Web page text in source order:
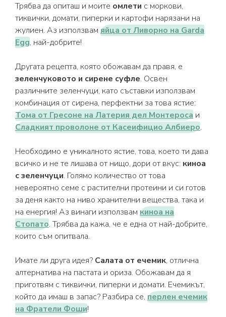
Трябва да опиташ и моите омлети с моркови,
тиквички, домати, пиперки и картофи нарязани на
жулиен. Аз използвам яйца от Ливорно на Garda
Egg, най-добрите!
Другата рецепта, която обожавам да правя, е
зеленчуковото и сирене суфле. Освен
различните зеленчуци, като съставки използвам
комбинация от сирена, перфектни за това ястие:
Тома от Гресоне на Латерия дел Монтероса и
Сладкият проволоне от Касеифицио Албиеро.
Необходимо е уникалното ястие, това, което ти дава
всичко и не те лишава от нищо, дори от вкус: киноа
с зеленчуци. Голямо количество от това
невероятно семе с растителни протеини и си готов
за деня както на ниво хранителни вещества, така и
на енергия! Аз винаги използвам киноа на
Стопато. Трябва да кажа, че е една от най-добрите,
които съм опитвала.
Имате ли друга идея? Салата от ечемик, отлична
алтернатива на пастата и ориза. Обожавам да я
приготвям с тиквички, пиперки и домати. Ечемикът,
който да имаш в запас? Разбира се, перлен ечемик
на Фратели Фоши!